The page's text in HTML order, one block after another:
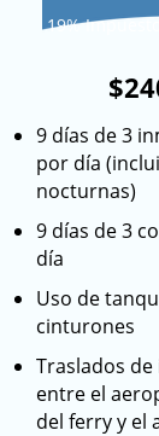
expectativas de
caribeña por ti
Todas las
en ocupación
suplemento
adicionales por
Reserve
Utila
finalice
un 25%
19%
9 días de 3
por día
nocturnas)
9 días de 3
día
Uso de
cinturones
Traslados
entre el
del ferry y el